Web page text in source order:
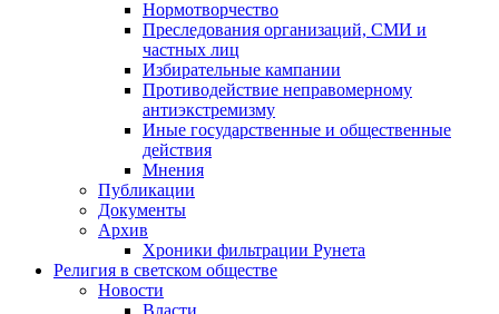
Нормотворчество
Преследования организаций, СМИ и
частных лиц
Избирательные кампании
Противодействие неправомерному
антиэкстремизму
Иные государственные и общественные
действия
Мнения
Публикации
Документы
Архив
Хроники фильтрации Рунета
Религия в светском обществе
Новости
Власти